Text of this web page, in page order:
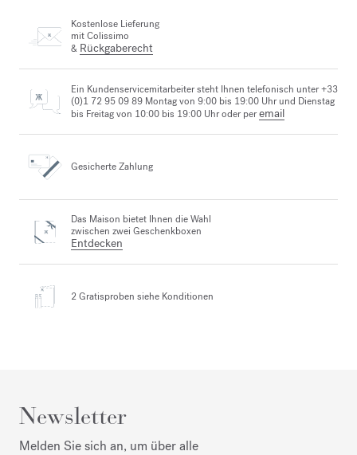
Kostenlose Lieferung
mit Colissimo
& Rückgaberecht
Ein Kundenservicemitarbeiter steht Ihnen telefonisch unter +33
(0)1 72 95 09 89 Montag von 9:00 bis 19:00 Uhr und Dienstag
bis Freitag von 10:00 bis 19:00 Uhr oder peremail
Gesicherte Zahlung
Das Maison bietet Ihnen die Wahl
zwischen zwei Geschenkboxen
Entdecken
2 Gratisproben siehe Konditionen
Newsletter
Melden Sie sich an, um über alle